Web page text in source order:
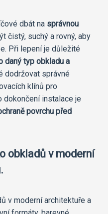
dbát na správnou
čistý, suchý a rovný, aby
Při lepení je důležité
daný typ obkladu a
dodržovat správné
klínů pro
dokončení instalace je
povrchu před
obkladů v moderní
v moderní architektuře a